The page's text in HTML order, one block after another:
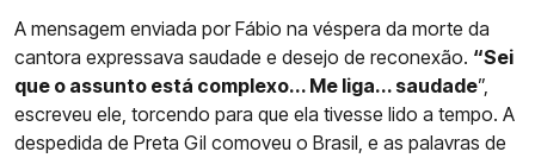
A mensagem enviada por Fábio na véspera da morte da
cantora expressava saudade e desejo de reconexão. “Sei
que o assunto está complexo... Me liga... saudade”,
escreveu ele, torcendo para que ela tivesse lido a tempo. A
despedida de Preta Gil comoveu o Brasil, e as palavras de